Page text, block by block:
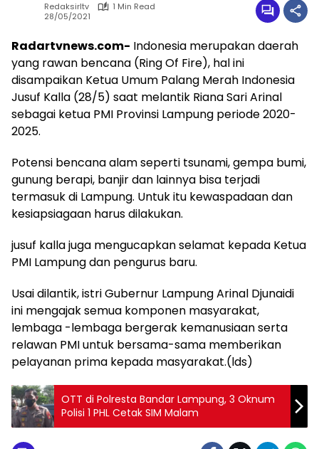
Redaksirltv
1 Min Read
28/05/2021
Radartvnews.com- Indonesia merupakan daerah
yang rawan bencana (Ring Of Fire), hal ini
disampaikan Ketua Umum Palang Merah Indonesia
Jusuf Kalla (28/5) saat melantik Riana Sari Arinal
sebagai ketua PMI Provinsi Lampung periode 2020-
2025.
Potensi bencana alam seperti tsunami, gempa bumi,
gunung berapi, banjir dan lainnya bisa terjadi
termasuk di Lampung. Untuk itu kewaspadaan dan
kesiapsiagaan harus dilakukan.
jusuf kalla juga mengucapkan selamat kepada Ketua
PMI Lampung dan pengurus baru.
Usai dilantik, istri Gubernur Lampung Arinal Djunaidi
ini mengajak semua komponen masyarakat,
lembaga -lembaga bergerak kemanusiaan serta
relawan PMI untuk bersama-sama memberikan
pelayanan prima kepada masyarakat.(lds)
OTT di Polresta Bandar Lampung, 3 Oknum
Polisi 1 PHL Cetak SIM Malam